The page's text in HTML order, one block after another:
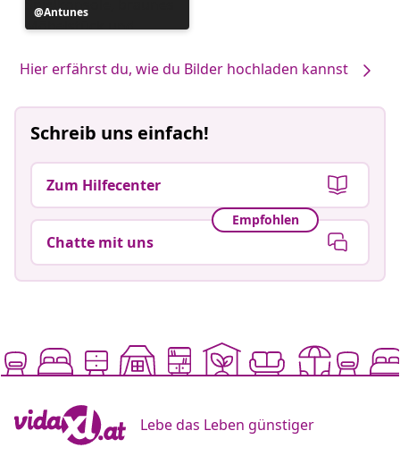
Beitrag
veröffentlicht
Antunes
Hier erfährst du, wie du Bilder hochladen kannst
Schreib uns einfach!
Zum Hilfecenter
Empfohlen
Chatte mit uns
Lebe das Leben günstiger